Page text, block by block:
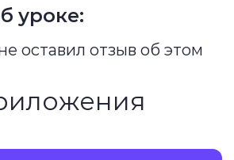
уроке:
оставил отзыв об этом